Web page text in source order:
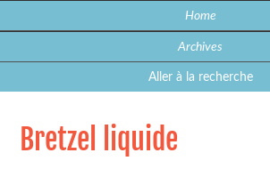
Home
Archives
Aller à la recherche
Bretzel liquide